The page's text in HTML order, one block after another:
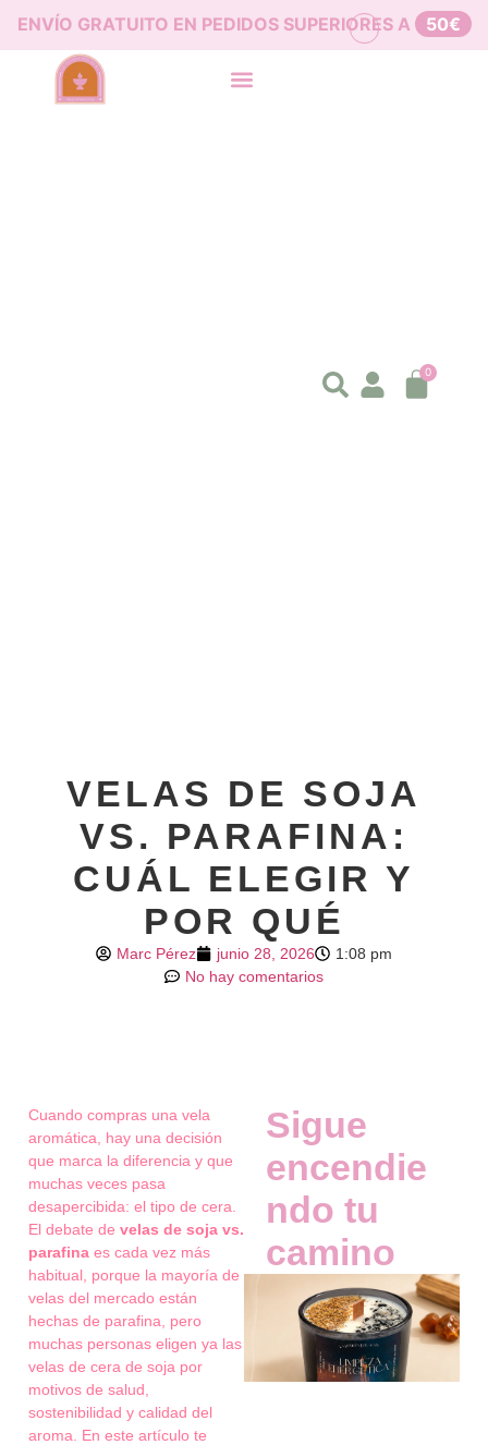
ENVÍO GRATUITO EN PEDIDOS SUPERIORES A 50€
0
VELAS DE SOJA
VS. PARAFINA:
CUÁL ELEGIR Y
POR QUÉ
Marc Pérez junio 28, 2026
1:08 pm
No hay comentarios
Cuando compras una vela
aromática, hay una decisión
que marca la diferencia y que
muchas veces pasa
desapercibida: el tipo de cera.
El debate de velas de soja vs.
parafina es cada vez más
habitual, porque la mayoría de
velas del mercado están
hechas de parafina, pero
muchas personas eligen ya las
velas de cera de soja por
motivos de salud,
sostenibilidad y calidad del
aroma. En este artículo te
Sigue
encendie
ndo tu
camino